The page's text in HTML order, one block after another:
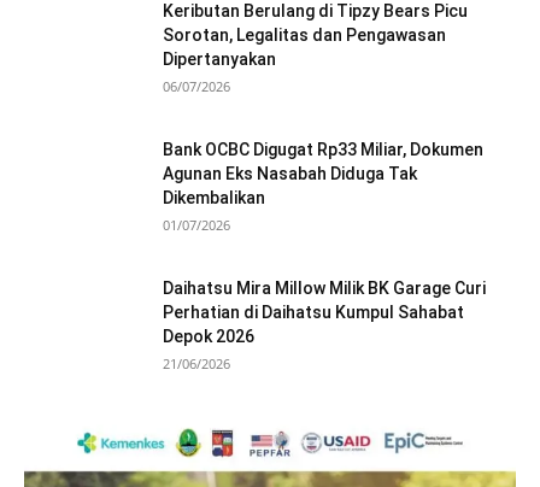
Keributan Berulang di Tipzy Bears Picu
Sorotan, Legalitas dan Pengawasan
Dipertanyakan
06/07/2026
Bank OCBC Digugat Rp33 Miliar, Dokumen
Agunan Eks Nasabah Diduga Tak
Dikembalikan
01/07/2026
Daihatsu Mira Millow Milik BK Garage Curi
Perhatian di Daihatsu Kumpul Sahabat
Depok 2026
21/06/2026